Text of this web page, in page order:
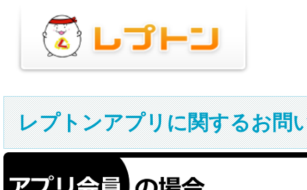
レプトンアプリに関するお問